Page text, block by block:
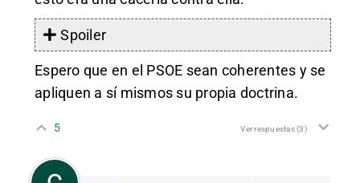
Spoiler
Espero que en el PSOE sean coherentes y se
apliquen a sí mismos su propia doctrina.
5 Ver respuestas(3)